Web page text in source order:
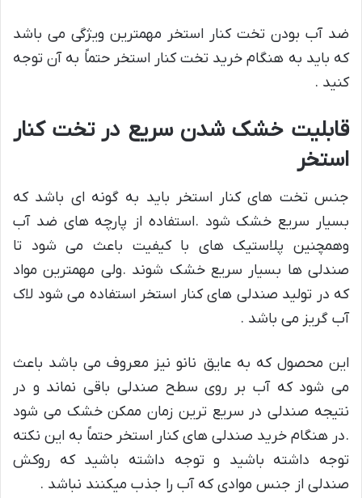
ضد آب بودن تخت کنار استخر مهمترین ویژگی می باشد
که باید به هنگام خرید تخت کنار استخر حتماً به آن توجه
کنید .
قابلیت خشک شدن سریع در تخت کنار
استخر
جنس تخت های کنار استخر باید به گونه ای باشد که
بسیار سریع خشک شود .استفاده از پارچه های ضد آب
وهمچنین پلاستیک های با کیفیت باعث می شود تا
صندلی ها بسیار سریع خشک شوند .ولی مهمترین مواد
که در تولید صندلی های کنار استخر استفاده می شود لاک
آب گریز می باشد .
این محصول که به عایق نانو نیز معروف می باشد باعث
می شود که آب بر روی سطح صندلی باقی نماند و در
نتیجه صندلی در سریع ترین زمان ممکن خشک می شود
.در هنگام خرید صندلی های کنار استخر حتماً به این نکته
توجه داشته باشید و توجه داشته باشید که روکش
صندلی از جنس موادی که آب را جذب میکنند نباشد .